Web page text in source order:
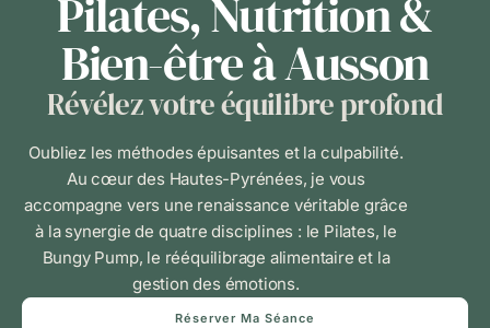
Pilates, Nutrition &
Bien-être à Ausson
Révélez votre équilibre profond
Oubliez les méthodes épuisantes et la culpabilité.
Au cœur des Hautes-Pyrénées, je vous
accompagne vers une renaissance véritable grâce
à la synergie de quatre disciplines : le Pilates, le
Bungy Pump, le rééquilibrage alimentaire et la
gestion des émotions.
Réserver Ma Séance